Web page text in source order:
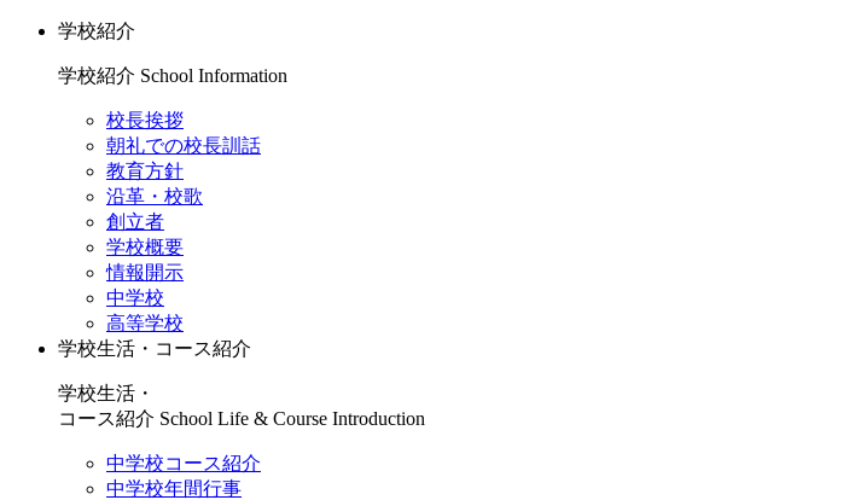
学校紹介
学校紹介 School Information
校長挨拶
朝礼での校長訓話
教育方針
沿革・校歌
創立者
学校概要
情報開示
中学校
高等学校
学校生活・コース紹介
学校生活・
コース紹介 School Life & Course Introduction
中学校コース紹介
中学校年間行事